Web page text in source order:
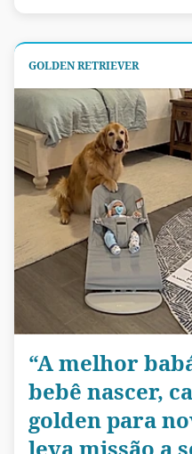
GOLDEN RETRIEVER
“A melhor
bebê nascer,
golden para